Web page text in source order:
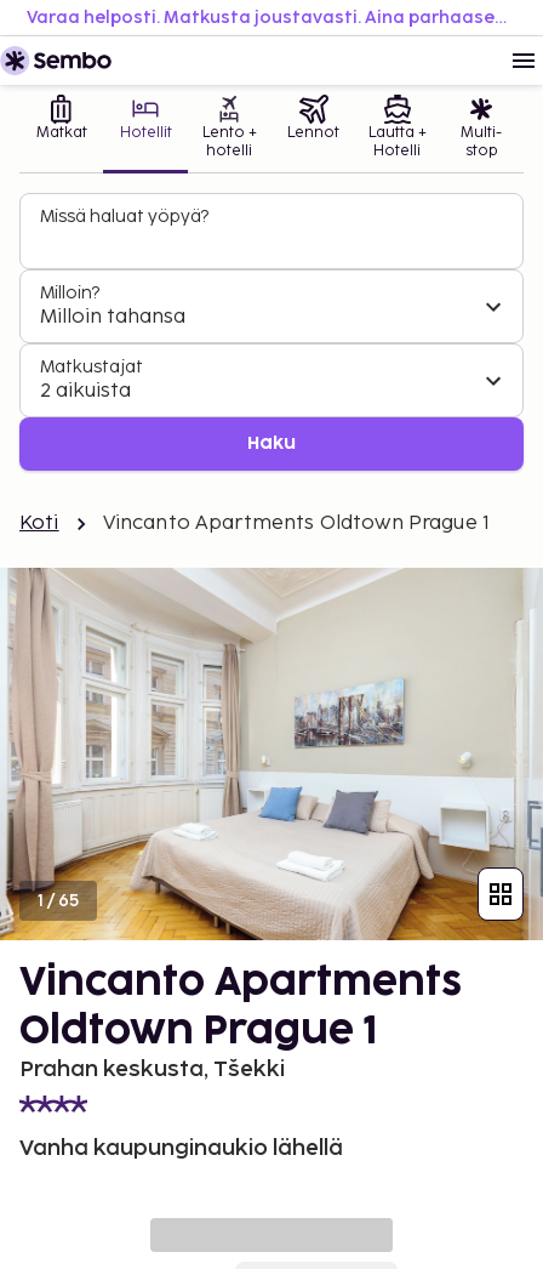
Varaa helposti. Matkusta joustavasti. Aina parhaaseen hintaan.
Matkat Hotellit
Lento +
hotelli
Lennot
Lautta +
Hotelli
Multi-
stop
Missä haluat yöpyä?
Milloin?
Milloin tahansa
Matkustajat
2 aikuista
Haku
Koti Vincanto Apartments Oldtown Prague 1
1/65
Vincanto Apartments
Oldtown Prague 1
Prahan keskusta, Tšekki
Vanha kaupunginaukio lähellä